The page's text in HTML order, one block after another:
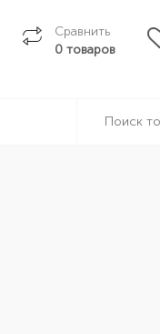
Сравнить
0 товаров